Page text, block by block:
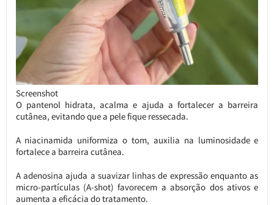
Screenshot
O pantenol hidrata, acalma e ajuda a fortalecer a barreira
cutânea, evitando que a pele fique ressecada.
A niacinamida uniformiza o tom, auxilia na luminosidade e
fortalece a barreira cutânea.
A adenosina ajuda a suavizar linhas de expressão enquanto as
micro-partículas (A-shot) favorecem a absorção dos ativos e
aumenta a eficácia do tratamento.